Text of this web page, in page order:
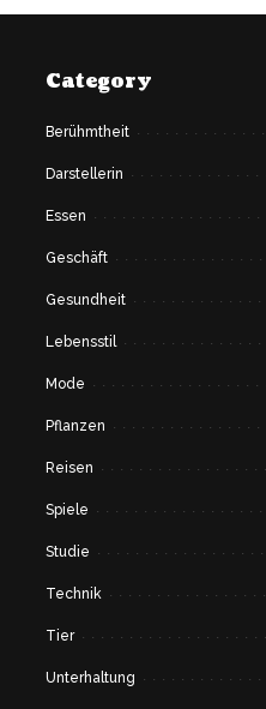
Category
Berühmtheit
Darstellerin
Essen
Geschäft
Gesundheit
Lebensstil
Mode
Pflanzen
Reisen
Spiele
Studie
Technik
Tier
Unterhaltung